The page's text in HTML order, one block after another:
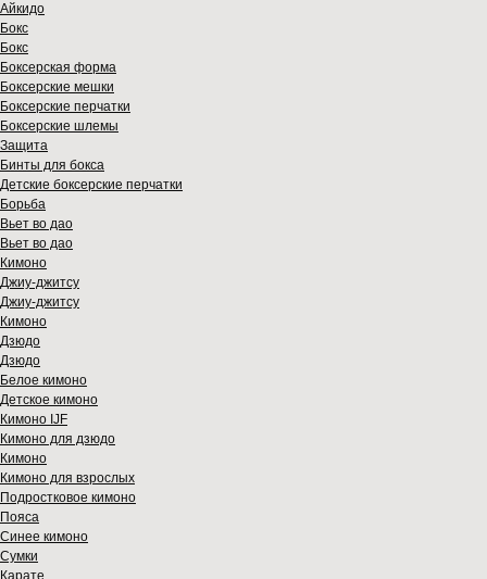
Айкидо
Бокс
Бокс
Боксерская форма
Боксерские мешки
Боксерские перчатки
Боксерские шлемы
Защита
Бинты для бокса
Детские боксерские перчатки
Борьба
Вьет во дао
Вьет во дао
Кимоно
Джиу-джитсу
Джиу-джитсу
Кимоно
Дзюдо
Дзюдо
Белое кимоно
Детское кимоно
Кимоно IJF
Кимоно для дзюдо
Кимоно
Кимоно для взрослых
Подростковое кимоно
Пояса
Синее кимоно
Сумки
Карате